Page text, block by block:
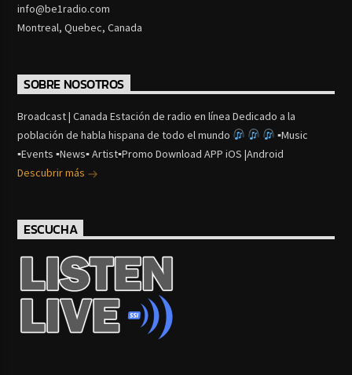
info@be1radio.com
Montreal, Quebec, Canada
SOBRE NOSOTROS
Broadcast | Canada Estación de radio en línea Dedicado a la
población de habla hispana de todo el mundo
▪Music
▪Events ▪News▪ Artist▪Promo Download APP iOS |Android
Descubrir más
ESCUCHA